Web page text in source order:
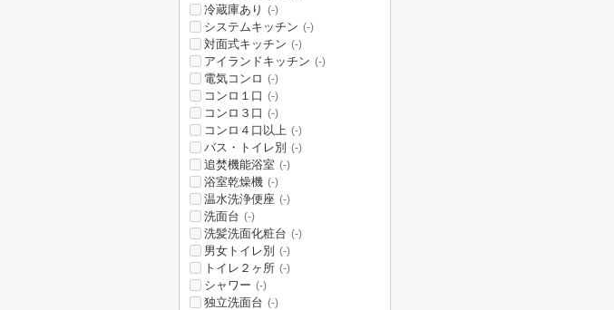
冷蔵庫あり (-)
システムキッチン (-)
対面式キッチン (-)
アイランドキッチン (-)
電気コンロ (-)
コンロ１口 (-)
コンロ３口 (-)
コンロ４口以上 (-)
バス・トイレ別 (-)
追焚機能浴室 (-)
浴室乾燥機 (-)
温水洗浄便座 (-)
洗面台 (-)
洗髪洗面化粧台 (-)
男女トイレ別 (-)
トイレ２ヶ所 (-)
シャワー (-)
独立洗面台 (-)